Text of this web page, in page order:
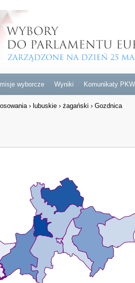
wyborcze Wyniki Komunikaty PKW
› lubuskie › żagański › Gozdnica